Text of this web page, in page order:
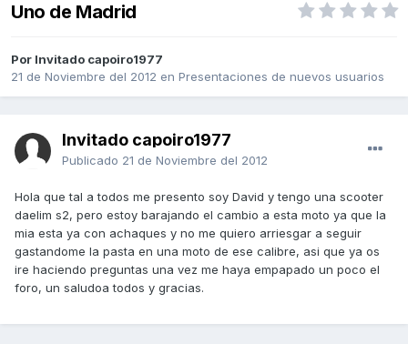
Uno de Madrid
Por Invitado capoiro1977
21 de Noviembre del 2012 en Presentaciones de nuevos usuarios
Invitado capoiro1977
Publicado 21 de Noviembre del 2012
Hola que tal a todos me presento soy David y tengo una scooter
daelim s2, pero estoy barajando el cambio a esta moto ya que la
mia esta ya con achaques y no me quiero arriesgar a seguir
gastandome la pasta en una moto de ese calibre, asi que ya os
ire haciendo preguntas una vez me haya empapado un poco el
foro, un saludoa todos y gracias.